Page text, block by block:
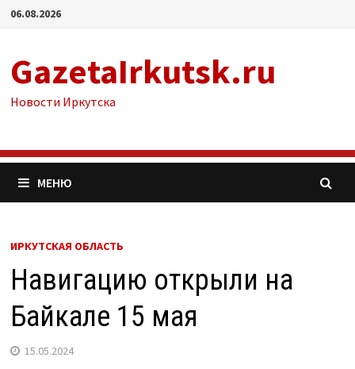
Перейти
06.08.2026
GazetaIrkutsk.ru
Новости Иркутска
МЕНЮ
ИРКУТСКАЯ ОБЛАСТЬ
Навигацию открыли на
Байкале 15 мая
15.05.2024